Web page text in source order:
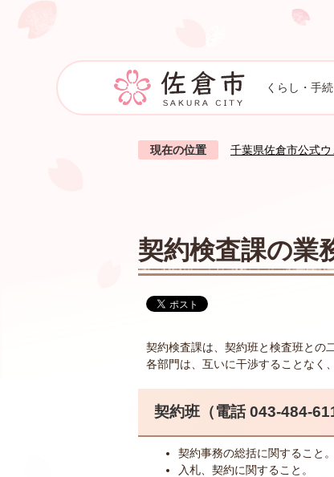
くらし・手続
現在の位置 千葉県佐倉市公式ウ
契約検査課の業
契約検査課は、契約班と検査班との
各部門は、互いに干渉することなく
契約班（電話 043-484-
契約事務の総括に関すること。
入札、契約に関すること。